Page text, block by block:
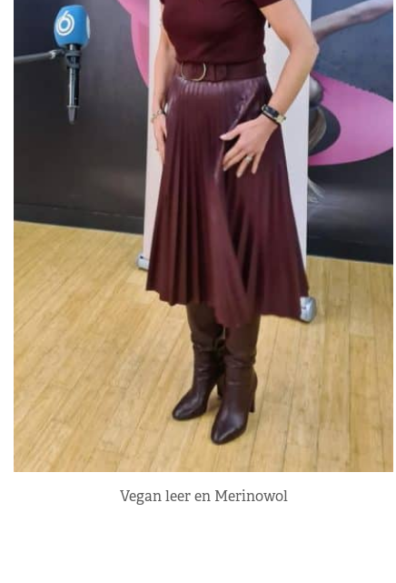
Vegan leer en Merinowol